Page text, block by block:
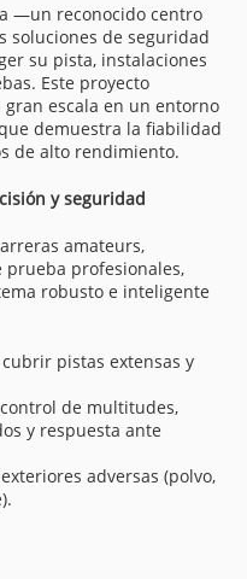
—un reconocido centro
soluciones de seguridad
su pista, instalaciones
Este proyecto
escala en un entorno
demuestra la fiabilidad
de alto rendimiento.
y seguridad
amateurs,
prueba profesionales,
robusto e inteligente
pistas extensas y
de multitudes,
y respuesta ante
adversas (polvo,